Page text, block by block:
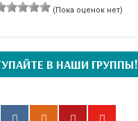
(Пока оценок нет)
В НАШИ ГРУППЫ!